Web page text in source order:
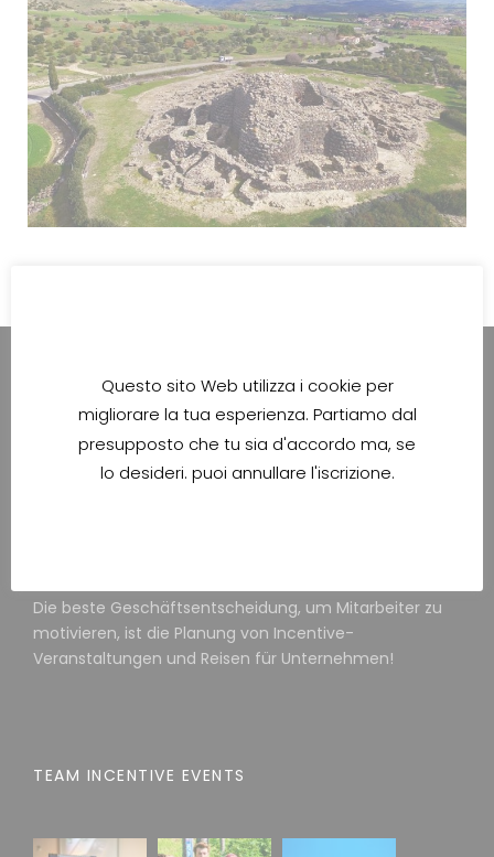
The best business choice to motivate the employees
is to plan corporate incentive events and trips!
Die beste Geschäftsentscheidung, um Mitarbeiter zu
motivieren, ist die Planung von Incentive-
Veranstaltungen und Reisen für Unternehmen!
TEAM INCENTIVE EVENTS
Questo sito Web utilizza i cookie per
migliorare la tua esperienza. Partiamo dal
presupposto che tu sia d'accordo ma, se
lo desideri. puoi annullare l'iscrizione.